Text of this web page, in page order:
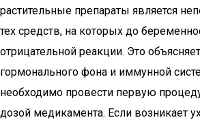
растительные препараты является
тех средств, на которых до
отрицательной реакции. Это
гормонального фона и иммунной
необходимо провести первую
дозой медикамента. Если возникает